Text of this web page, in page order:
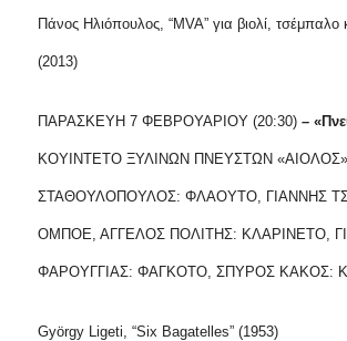
Πάνος Ηλιόπουλος, “ΜVA” για βιολί, τσέμπαλο
(2013)
ΠΑΡΑΣΚΕΥΗ 7 ΦΕΒΡΟΥΑΡΙΟΥ (20:30) –
ΚΟΥΙΝΤΕΤΟ ΞΥΛΙΝΩΝ ΠΝΕΥΣΤΩΝ
ΣΤΑΘΟΥΛΟΠΟΥΛΟΣ: ΦΛΑΟΥΤΟ, ΓΙΑΝΝΗΣ
ΟΜΠΟΕ, ΑΓΓΕΛΟΣ ΠΟΛΙΤΗΣ: ΚΛΑΡΙΝΕΤΟ,
ΦΑΡΟΥΓΓΙΑΣ: ΦΑΓΚΟΤΟ, ΣΠΥΡΟΣ ΚΑΚΟΣ:
György Ligeti, “Six Bagatelles” (1953)